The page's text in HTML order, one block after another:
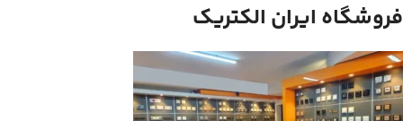
فروشگاه ایران الکتریک